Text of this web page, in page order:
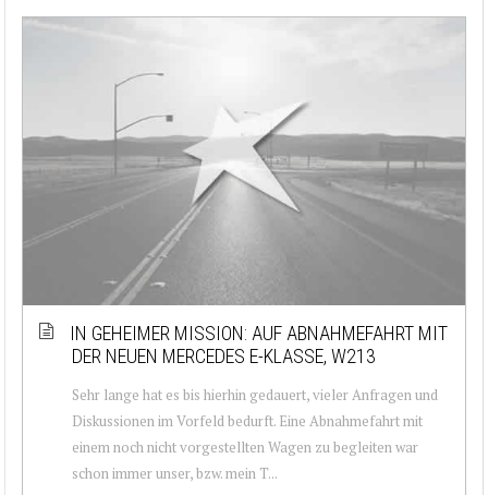
IN GEHEIMER MISSION: AUF ABNAHMEFAHRT MIT
DER NEUEN MERCEDES E-KLASSE, W213
Sehr lange hat es bis hierhin gedauert, vieler Anfragen und
Diskussionen im Vorfeld bedurft. Eine Abnahmefahrt mit
einem noch nicht vorgestellten Wagen zu begleiten war
schon immer unser, bzw. mein T...